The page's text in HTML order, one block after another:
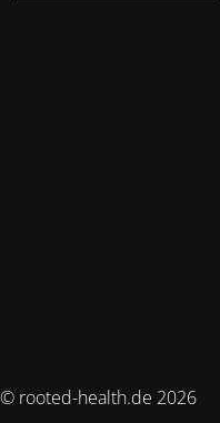
© rooted-health.de 2026